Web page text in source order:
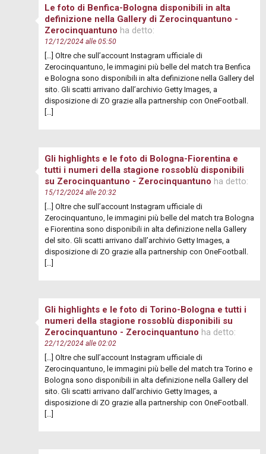
Le foto di Benfica-Bologna disponibili in alta
definizione nella Gallery di Zerocinquantuno -
Zerocinquantuno ha detto:
12/12/2024 alle 05:50
[…] Oltre che sull’account Instagram ufficiale di
Zerocinquantuno, le immagini più belle del match tra Benfica
e Bologna sono disponibili in alta definizione nella Gallery del
sito. Gli scatti arrivano dall’archivio Getty Images, a
disposizione di ZO grazie alla partnership con OneFootball.
Gli highlights e le foto di Bologna-Fiorentina e
tutti i numeri della stagione rossoblù disponibili
su Zerocinquantuno - Zerocinquantuno ha detto:
15/12/2024 alle 20:32
[…] Oltre che sull’account Instagram ufficiale di
Zerocinquantuno, le immagini più belle del match tra Bologna
e Fiorentina sono disponibili in alta definizione nella Gallery
del sito. Gli scatti arrivano dall’archivio Getty Images, a
disposizione di ZO grazie alla partnership con OneFootball.
Gli highlights e le foto di Torino-Bologna e tutti i
numeri della stagione rossoblù disponibili su
Zerocinquantuno - Zerocinquantuno ha detto:
22/12/2024 alle 02:02
[…] Oltre che sull’account Instagram ufficiale di
Zerocinquantuno, le immagini più belle del match tra Torino e
Bologna sono disponibili in alta definizione nella Gallery del
sito. Gli scatti arrivano dall’archivio Getty Images, a
disposizione di ZO grazie alla partnership con OneFootball.